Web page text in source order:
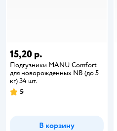
15,20 р.
Подгузники MANU Comfort
для новорожденных NB (до 5
кг) 34 шт.
5
В корзину